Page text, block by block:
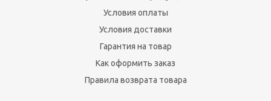
Условия оплаты
Условия доставки
Гарантия на товар
Как оформить заказ
Правила возврата товара